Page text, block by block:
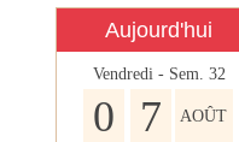
Aujourd'hui
Vendredi - Sem. 32
0 7 AOÛT